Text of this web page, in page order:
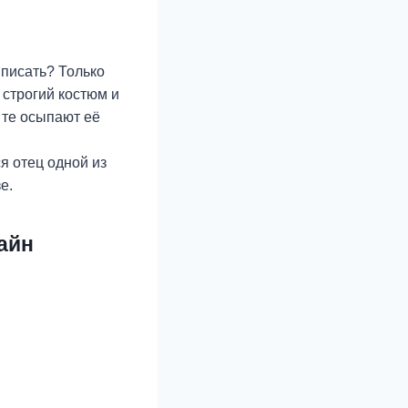
Только
костюм и
те осыпают её
отец одной из